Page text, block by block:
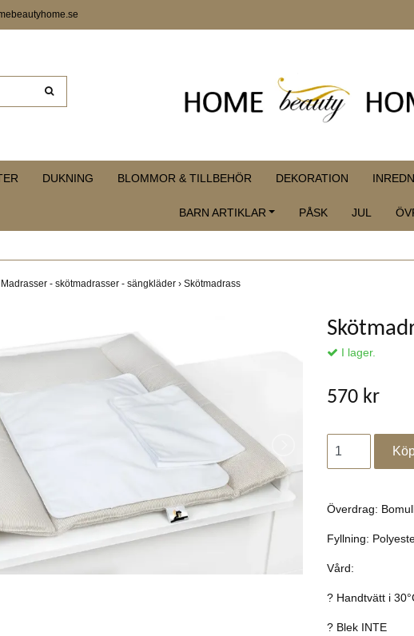
DUKNING BLOMMOR & TILLBEHÖR DEKORATION
BARN ARTIKLAR PÅSK JUL
Madrasser - skötmadrasser - sängkläder › Skötmadrass
I lager.
570 kr
Överdrag:
Fyllning:
Vård:
? Handtvätt i
? Blek INTE